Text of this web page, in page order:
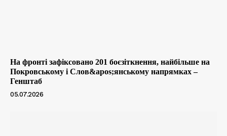
На фронті зафіксовано 201 боєзіткнення, найбільше на
Покровському і Слов&apos;янському напрямках –
Генштаб
05.07.2026